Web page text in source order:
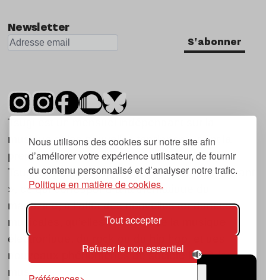
Nous utilisons des cookies sur notre site afin
d’améliorer votre expérience utilisateur, de fournir
du contenu personnalisé et d’analyser notre trafic.
Politique en matière de cookies.
Tout accepter
Refuser le non essentiel
Newsletter
S'abonner
Tsugi est un mensuel indépendant sur la
musique et les nouvelles tendances, dont la
première parution date de 2007.
Tsugi en japonais signifie « prochain », « suivant
», ce qui correspond à la thématique du
magazine, à l’affût des nouvelles tendances
musicales, qu’elles viennent de la musique
électronique, du rock ou du hip hop, et des
nouveaux phénomènes de société liés à la
musique.